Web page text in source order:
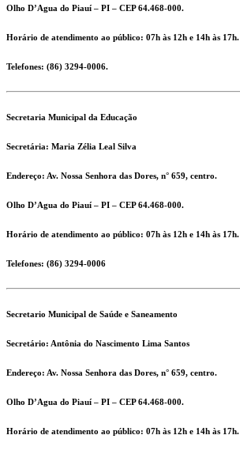
Olho D’Agua do Piauí – PI – CEP 64.468-000.
Horário de atendimento ao público: 07h às 12h e 14h às 17h.
Telefones: (86) 3294-0006.
Secretaria Municipal da Educação
Secretária: Maria Zélia Leal Silva
Endereço: Av. Nossa Senhora das Dores, n° 659, centro.
Olho D’Agua do Piauí – PI – CEP 64.468-000.
Horário de atendimento ao público: 07h às 12h e 14h às 17h.
Telefones: (86) 3294-0006
Secretario Municipal de Saúde e Saneamento
Secretário: Antônia do Nascimento Lima Santos
Endereço: Av. Nossa Senhora das Dores, n° 659, centro.
Olho D’Agua do Piauí – PI – CEP 64.468-000.
Horário de atendimento ao público: 07h às 12h e 14h às 17h.